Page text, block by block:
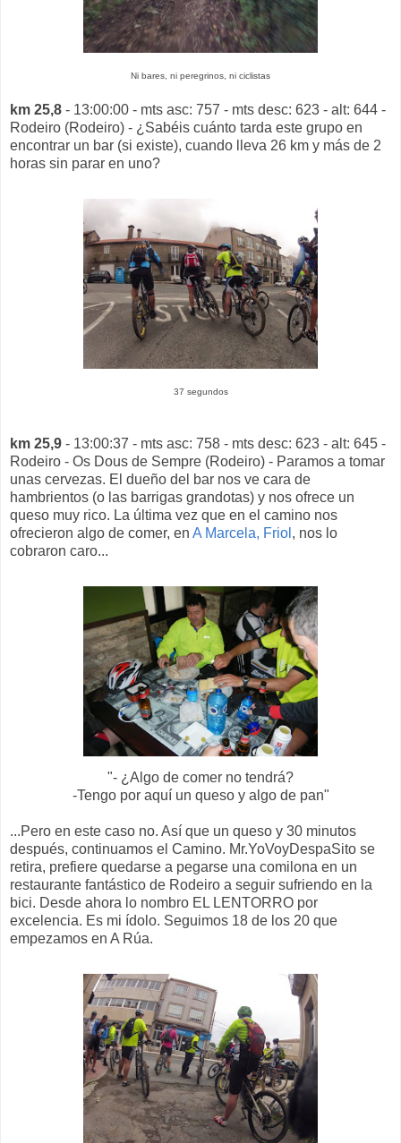
Ni bares, ni peregrinos, ni ciclistas
km 25,8 - 13:00:00 - mts asc: 757 - mts desc: 623 - alt: 644 -
Rodeiro (Rodeiro) - ¿Sabéis cuánto tarda este grupo en
encontrar un bar (si existe), cuando lleva 26 km y más de 2
horas sin parar en uno?
37 segundos
km 25,9 - 13:00:37 - mts asc: 758 - mts desc: 623 - alt: 645 -
Rodeiro - Os Dous de Sempre (Rodeiro) - Paramos a tomar
unas cervezas. El dueño del bar nos ve cara de
hambrientos (o las barrigas grandotas) y nos ofrece un
queso muy rico. La última vez que en el camino nos
ofrecieron algo de comer, en A Marcela, Friol , nos lo
cobraron caro...
"- ¿Algo de comer no tendrá?
-Tengo por aquí un queso y algo de pan"
...Pero en este caso no. Así que un queso y 30 minutos
después, continuamos el Camino. Mr.YoVoyDespaSito se
retira, prefiere quedarse a pegarse una comilona en un
restaurante fantástico de Rodeiro a seguir sufriendo en la
bici. Desde ahora lo nombro EL LENTORRO por
excelencia. Es mi ídolo. Seguimos 18 de los 20 que
empezamos en A Rúa.